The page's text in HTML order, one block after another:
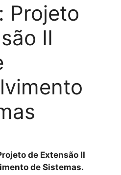
Projeto
II
de Extensão II
de Sistemas.